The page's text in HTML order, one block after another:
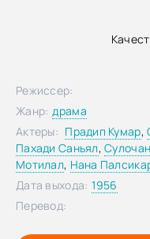
Режиссер:
Жанр: драма
Актеры: Прадип Кумар,
Пахади Саньял,
Мотилал, Нана
Дата выхода: 1956
Перевод: